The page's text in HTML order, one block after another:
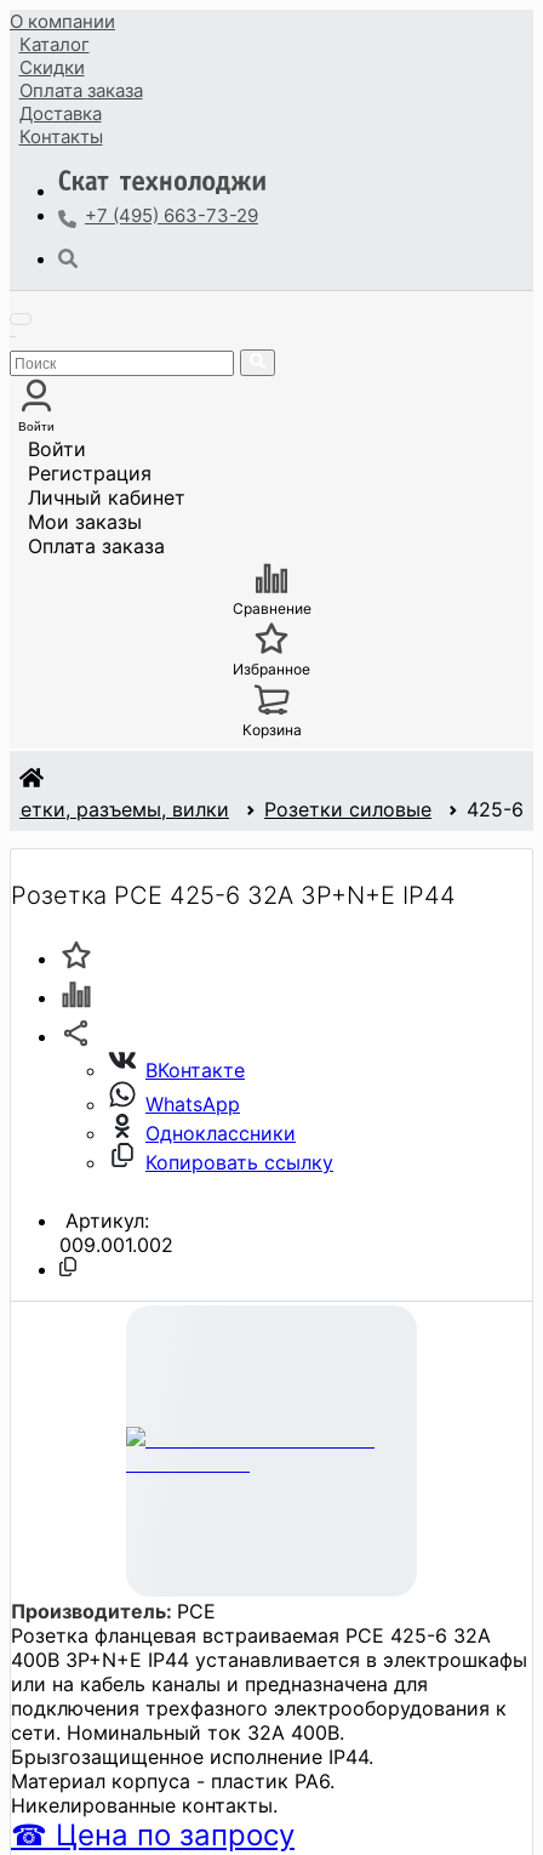
О компании
Каталог
Скидки
Оплата заказа
Доставка
Контакты
+7 (495) 663-73-29
Войти
Войти
Регистрация
Личный кабинет
Мои заказы
Оплата заказа
Сравнение
Избранное
Корзина
разъемы, вилки Розетки силовые 425-6
Розетка PCE 425-6 32А 3P+N+E IP44
ВКонтакте
WhatsApp
Одноклассники
Копировать ссылку
Артикул:
009.001.002
Производитель: PCE
Розетка фланцевая встраиваемая PCE 425-6 32А
400В 3P+N+E IP44 устанавливается в электрошкафы
или на кабель каналы и предназначена для
подключения трехфазного электрооборудования к
сети. Номинальный ток 32А 400В.
Брызгозащищенное исполнение IP44.
Материал корпуса - пластик PA6.
Никелированные контакты.
☎ Цена по запросу